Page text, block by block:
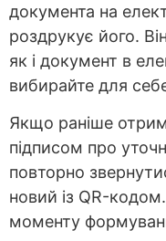
документа на
роздрукує його.
як і документ в
вибирайте для
Якщо раніше
підписом про
повторно
новий із QR-
моменту